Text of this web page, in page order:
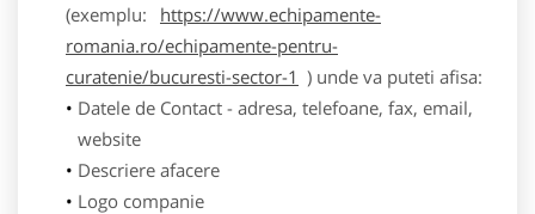
(exemplu:
https://www.echipamente-
romania.ro/echipamente-pentru-
curatenie/bucuresti-sector-1 ) unde va puteti afisa:
Datele de Contact - adresa, telefoane, fax, email,
website
Descriere afacere
Logo companie